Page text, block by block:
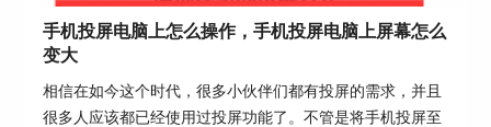
二、投屏软件不清晰怎么调
了解完影响手机投屏清晰度的原因后，下面，小编
下，如何调整投屏后的画面显示效果。
手机投屏电脑上怎么操作，手机投屏电脑上屏幕怎么
变大
相信在如今这个时代，很多小伙伴们都有投屏的需求，并且
很多人应该都已经使用过投屏功能了。不管是将手机投屏至